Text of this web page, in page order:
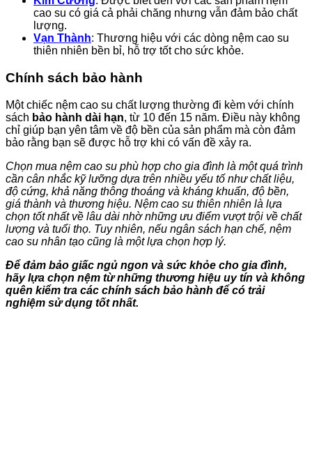
cao su có giá cả phải chăng nhưng vẫn đảm bảo chất
lượng.
Vạn Thành: Thương hiệu với các dòng nệm cao su
thiên nhiên bền bỉ, hỗ trợ tốt cho sức khỏe.
Chính sách bảo hành
Một chiếc nệm cao su chất lượng thường đi kèm với chính
sách bảo hành dài hạn, từ 10 đến 15 năm. Điều này không
chỉ giúp bạn yên tâm về độ bền của sản phẩm mà còn đảm
bảo rằng bạn sẽ được hỗ trợ khi có vấn đề xảy ra.
Chọn mua nệm cao su phù hợp cho gia đình là một quá trình
cần cân nhắc kỹ lưỡng dựa trên nhiều yếu tố như chất liệu,
độ cứng, khả năng thông thoáng và kháng khuẩn, độ bền,
giá thành và thương hiệu. Nệm cao su thiên nhiên là lựa
chọn tốt nhất về lâu dài nhờ những ưu điểm vượt trội về chất
lượng và tuổi thọ. Tuy nhiên, nếu ngân sách hạn chế, nệm
cao su nhân tạo cũng là một lựa chọn hợp lý.
Để đảm bảo giấc ngủ ngon và sức khỏe cho gia đình,
hãy lựa chọn nệm từ những thương hiệu uy tín và không
quên kiểm tra các chính sách bảo hành để có trải
nghiệm sử dụng tốt nhất.